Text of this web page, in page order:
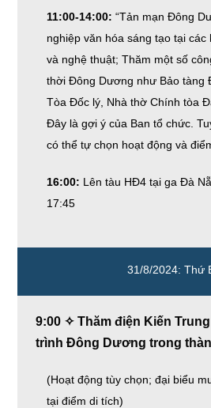
11:00-14:00: “Tản mạn Đông
nghiệp văn hóa sáng tạo tại các
và nghệ thuật; Thăm một số
thời Đông Dương như Bảo tàng
Tòa Đốc lý, Nhà thờ Chính tòa
Đây là gợi ý của Ban tổ chức.
có thể tự chọn hoạt động và
16:00: Lên tàu HĐ4 tại ga Đà
17:45
31/8/2024: Thứ
9:00 ✧ Thăm điện Kiến
trình Đông Dương trong
(Hoạt động tùy chọn; đại biểu
tại điểm di tích)